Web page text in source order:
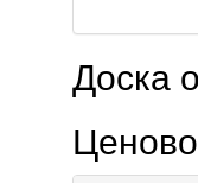
Доска